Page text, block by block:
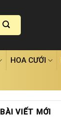
HOA CƯỚI
BÀI VIẾT MỚI